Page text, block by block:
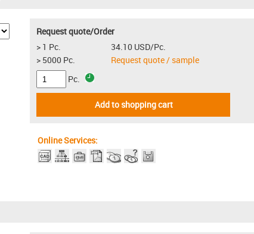
Online Services:
Request quote/Order
> 1 Pc.
34.10 USD/Pc.
> 5000 Pc.
Request quote / sample
Pc.
Add to shopping cart